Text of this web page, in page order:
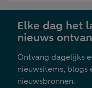
nieuwe
tab
Elke dag het
nieuws
Ontvang dagelijks
nieuwsitems,
nieuwsbronnen.